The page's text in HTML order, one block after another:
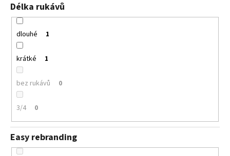
Délka rukávů
dlouhé 1
krátké 1
bez rukávů 0
3/4 0
Easy rebranding